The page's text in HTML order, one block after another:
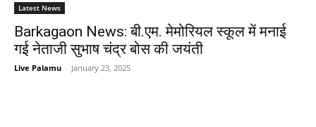
Latest News
Barkagaon News: बी.एम. मेमोरियल स्कूल में मनाई
गई नेताजी सुभाष चंद्र बोस की जयंती
Live Palamu - January 23, 2025